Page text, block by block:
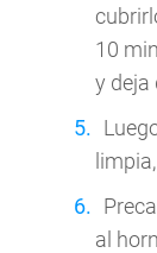
10
y deja
al